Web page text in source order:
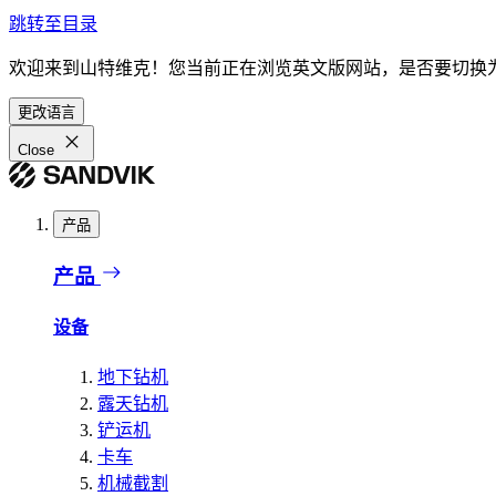
跳转至目录
欢迎来到山特维克！您当前正在浏览英文版网站，是否要切换
更改语言
Close
产品
产品
设备
地下钻机
露天钻机
铲运机
卡车
机械截割